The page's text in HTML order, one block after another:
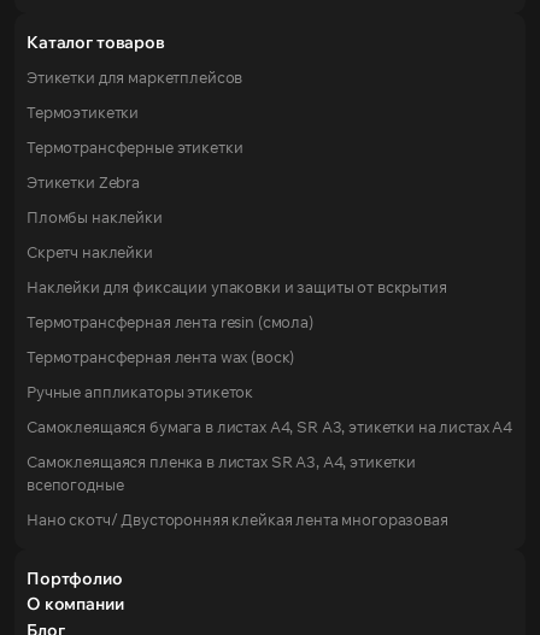
Каталог товаров
Этикетки для маркетплейсов
Термоэтикетки
Термотрансферные этикетки
Этикетки Zebra
Пломбы наклейки
Скретч наклейки
Наклейки для фиксации упаковки и защиты от вскрытия
Термотрансферная лента resin (смола)
Термотрансферная лента wax (воск)
Ручные аппликаторы этикеток
Самоклеящаяся бумага в листах А4, SR А3, этикетки на листах A4
Самоклеящаяся пленка в листах SR А3, А4, этикетки
всепогодные
Нано скотч/ Двусторонняя клейкая лента многоразовая
Портфолио
О компании
Блог